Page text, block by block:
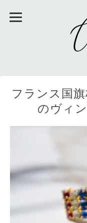
フランス国
のヴィ